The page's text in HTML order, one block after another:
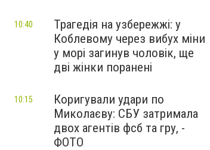
Трагедія на узбережжі: у
Коблевому через вибух міни
у морі загинув чоловік, ще
дві жінки поранені
10:40
Коригували удари по
Миколаєву: СБУ затримала
двох агентів фсб та гру, -
ФОТО
10:15